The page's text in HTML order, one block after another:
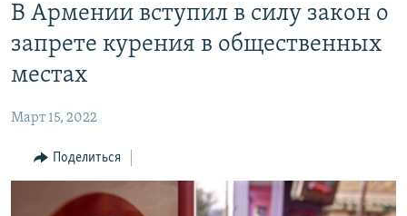
основному
содержанию
Перейти
основной
навигации
Перейти
НОВОСТИ
ПОЛИТИКА
ЭКОНОМИКА
РЕГИОН
НАГОРНЫЙ КАРАБАХ
В Армении вступил в силу закон о
запрете курения в общественных
местах
Март 15, 2022
Поделиться